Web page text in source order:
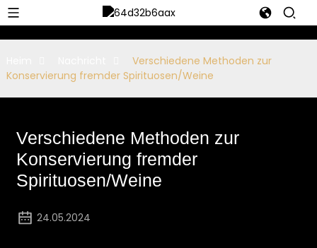
Verschiedene Methoden zur
Konservierung fremder Spirituosen/Weine
Verschiedene Methoden zur
Konservierung fremder
Spirituosen/Weine
24.05.2024